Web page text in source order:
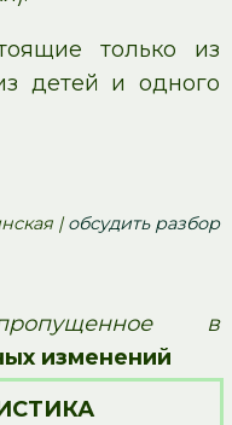
только из
детей и одного
|обсудить разбор
в
изменений